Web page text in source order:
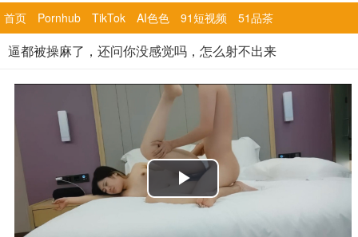
首页 Pornhub TikTok AI色色 91短视频 51品茶
逼都被操麻了，还问你没感觉吗，怎么射不出来